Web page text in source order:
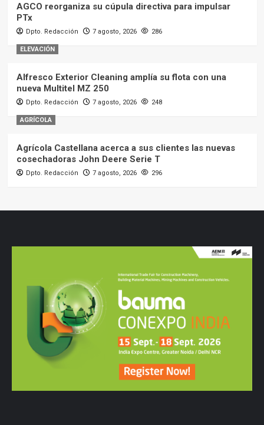
AGCO reorganiza su cúpula directiva para impulsar
PTx
Dpto. Redacción 7 agosto, 2026 286
ELEVACIÓN
Alfresco Exterior Cleaning amplía su flota con una
nueva Multitel MZ 250
Dpto. Redacción 7 agosto, 2026 248
AGRÍCOLA
Agrícola Castellana acerca a sus clientes las nuevas
cosechadoras John Deere Serie T
Dpto. Redacción 7 agosto, 2026 296